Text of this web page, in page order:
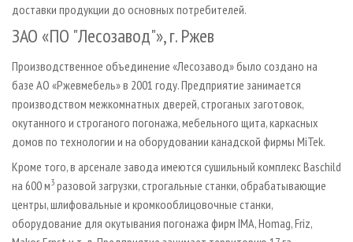
доставки продукции до основных потребителей.
ЗАО «ПО "Лесозавод"», г. Ржев
Производственное объединение «Лесозавод» было создано на
базе АО «Ржевмебель» в 2001 году. Предприятие занимается
производством межкомнатных дверей, строганых заготовок,
окутанного и строганого погонажа, мебельного щита, каркасных
домов по технологии и на оборудовании канадской фирмы MiTek.
Кроме того, в арсенале завода имеются сушильный комплекс Baschild
на 600 м3 разовой загрузки, строгальные станки, обрабатывающие
центры, шлифовальные и кромкооблицовочные станки,
оборудование для окутывания погонажа фирм IMA, Homag, Friz,